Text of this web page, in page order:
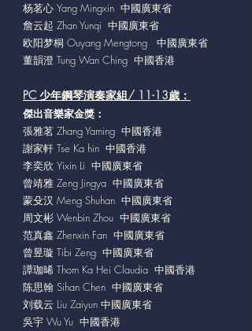
杨茗心 Yang Mingxin 中國廣東省
詹云起 Zhan Yunqi 中國廣東省
欧阳梦桐 Ouyang Mengtong 中國廣東省
董韻澄 Tung Wan Ching 中國香港
PC 少年鋼琴演奏家組/ 11-13歲：
傑出音樂家金獎：
張雅茗 Zhang Yaming 中國香港
謝家軒 Tse Ka hin 中國香港
李奕欣 Yixin Li 中國廣東省
曾靖雅 Zeng Jingya 中國廣東省
蒙殳汉 Meng Shuhan 中國廣東省
周文彬 Wenbin Zhou 中國廣東省
范真鑫 Zhenxin Fan 中國廣東省
曾昱璇 Tibi Zeng 中國廣東省
譚珈晞 Thom Ka Hei Claudia 中國香港
陈思翰 Sihan Chen 中國廣東省
刘载云 Liu Zaiyun 中國廣東省
吳宇 Wu Yu 中國香港